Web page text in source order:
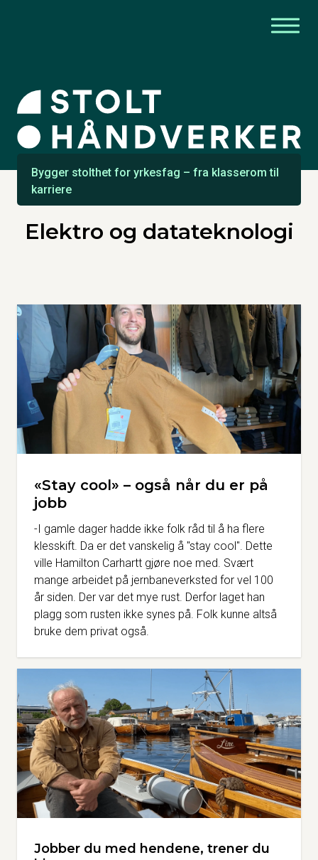
Bygger stolthet for yrkesfag – fra klasserom til
karriere
Elektro og datateknologi
«Stay cool» – også når du er på
jobb
-I gamle dager hadde ikke folk råd til å ha flere
klesskift. Da er det vanskelig å "stay cool". Dette
ville Hamilton Carhartt gjøre noe med. Svært
mange arbeidet på jernbaneverksted for vel 100
år siden. Der var det mye rust. Derfor laget han
plagg som rusten ikke synes på. Folk kunne altså
bruke dem privat også.
Jobber du med hendene, trener du